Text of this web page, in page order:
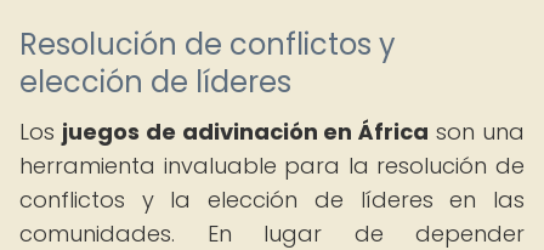
Resolución de conflictos y
elección de líderes
Los juegos de adivinación en África son una
herramienta invaluable para la resolución de
conflictos y la elección de líderes en las
comunidades. En lugar de depender